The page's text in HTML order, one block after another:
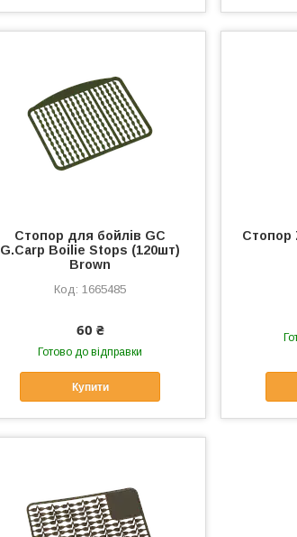
Стопор для бойлів GC
G.Carp Boilie Stops (120шт)
Brown
1665485
60 ₴
Готово до відправки
Купити
Стопор